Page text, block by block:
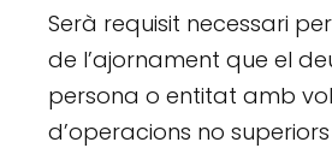
Serà requisit necessari
de l’ajornament que el
persona o entitat amb
d’operacions no superiors